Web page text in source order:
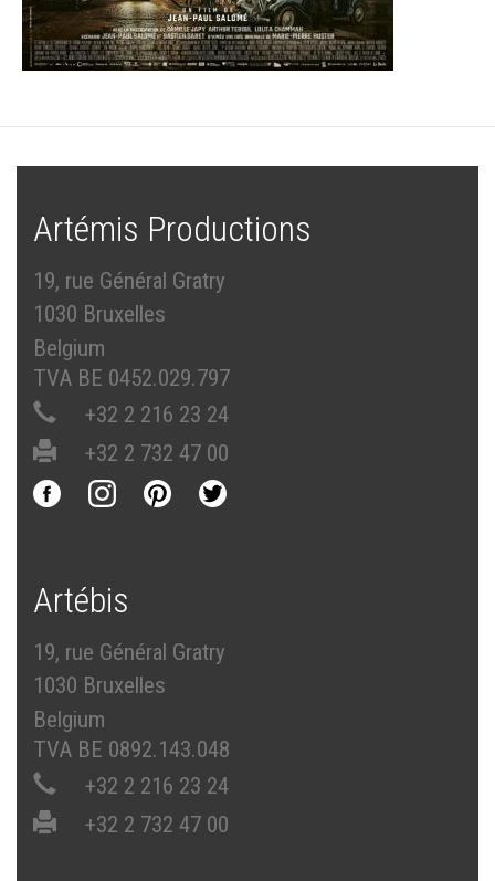
Artémis Productions
19, rue Général Gratry
1030 Bruxelles
Belgium
TVA BE 0452.029.797
+32 2 216 23 24
+32 2 732 47 00
Artébis
19, rue Général Gratry
1030 Bruxelles
Belgium
TVA BE 0892.143.048
+32 2 216 23 24
+32 2 732 47 00